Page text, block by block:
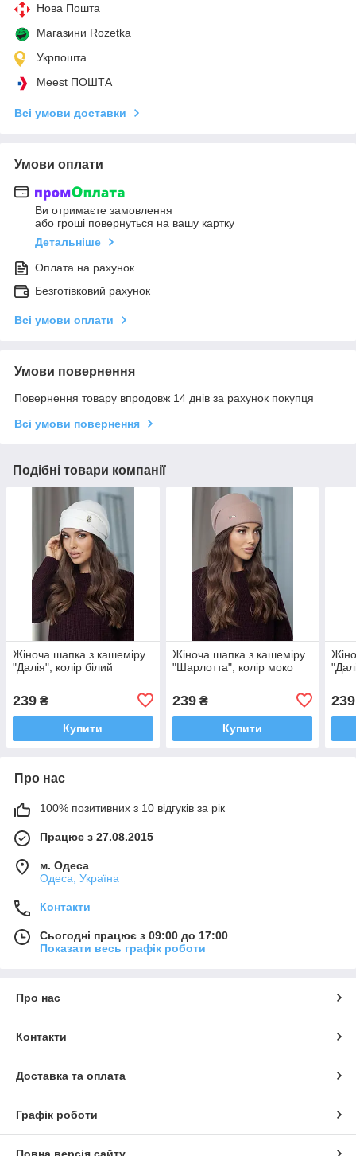
Нова Пошта
Магазини Rozetka
Укрпошта
Meest ПОШТА
Всі умови доставки
Умови оплати
Ви отримаєте замовлення
або гроші повернуться на вашу картку
Детальніше
Оплата на рахунок
Безготівковий рахунок
Всі умови оплати
Умови повернення
Повернення товару впродовж 14 днів за рахунок покупця
Всі умови повернення
Подібні товари компанії
Жіноча шапка з кашеміру
"Далія", колір білий
239 ₴
Купити
Жіноча шапка з кашеміру
"Шарлотта", колір моко
239₴
Купити
239
Про нас
100% позитивних з 10 відгуків за рік
Працює з 27.08.2015
м. Одеса
Одеса, Україна
Контакти
Сьогодні працює з 09:00 до 17:00
Показати весь графік роботи
Про нас
Контакти
Доставка та оплата
Графік роботи